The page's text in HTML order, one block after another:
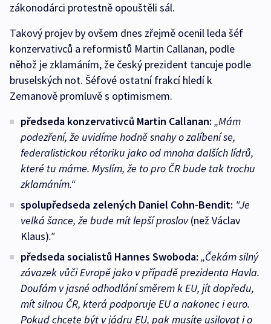
zákonodárci protestně opouštěli sál.
Takový projev by ovšem dnes zřejmě ocenil leda šéf
konzervativců a reformistů Martin Callanan, podle
něhož je zklamáním, že český prezident tancuje podle
bruselských not. Šéfové ostatní frakcí hledí k
Zemanově promluvě s optimismem.
předseda konzervativců Martin Callanan: „Mám
podezření, že uvidíme hodně snahy o zalíbení se,
federalistickou rétoriku jako od mnoha dalších lídrů,
které tu máme. Myslím, že to pro ČR bude tak trochu
zklamáním.“
spolupředseda zelených Daniel Cohn-Bendit: "Je
velká šance, že bude mít lepší proslov(než Václav
Klaus)."
předseda socialistů Hannes Swoboda: „Čekám silný
závazek vůči Evropě jako v případě prezidenta Havla.
Doufám v jasné odhodlání směrem k EU, jít dopředu,
mít silnou ČR, která podporuje EU a nakonec i euro.
Pokud chcete být v jádru EU, pak musíte usilovat i o